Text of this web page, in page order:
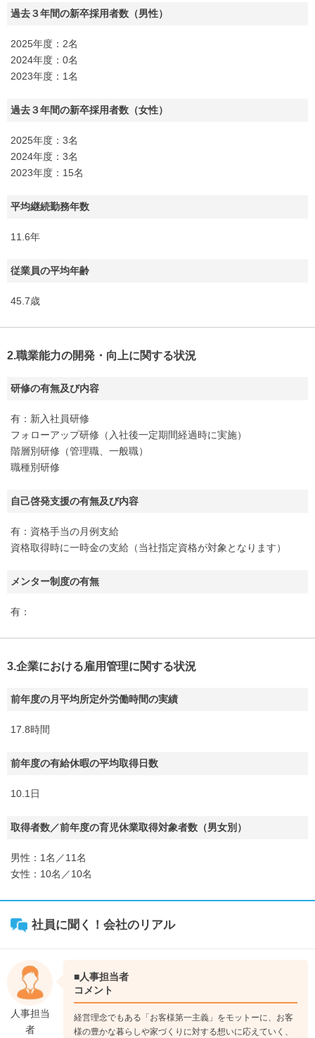
過去３年間の新卒採用者数（男性）
2025年度：2名
2024年度：0名
2023年度：1名
過去３年間の新卒採用者数（女性）
2025年度：3名
2024年度：3名
2023年度：15名
平均継続勤務年数
11.6年
従業員の平均年齢
45.7歳
2.職業能力の開発・向上に関する状況
研修の有無及び内容
有：新入社員研修
フォローアップ研修（入社後一定期間経過時に実施）
階層別研修（管理職、一般職）
職種別研修
自己啓発支援の有無及び内容
有：資格手当の月例支給
資格取得時に一時金の支給（当社指定資格が対象となります）
メンター制度の有無
有：
3.企業における雇用管理に関する状況
前年度の月平均所定外労働時間の実績
17.8時間
前年度の有給休暇の平均取得日数
10.1日
取得者数／前年度の育児休業取得対象者数（男女別）
男性：1名／11名
女性：10名／10名
社員に聞く！会社のリアル
人事担当
者
■人事担当者
コメント
経営理念でもある「お客様第一主義」をモットーに、お客
様の豊かな暮らしや家づくりに対する想いに応えていく、